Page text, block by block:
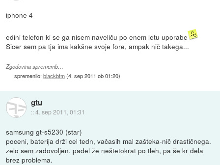
iphone 4
edini telefon ki se ga nisem naveliču po enem letu uporabe
Sicer sem pa tja ima kakšne svoje fore, ampak nič takega...
Zgodovina sprememb…
spremenilo:blackbfm(4. sep 2011 ob 01:20)
gtu
::4. sep 2011, 01:31
samsung gt-s5230 (star)
poceni, baterija drži cel tedn, vačasih mal zašteka-nič drastičnega.
zelo sem zadovoljen. padel že neštetokrat po tleh, pa še kr dela
brez problema.